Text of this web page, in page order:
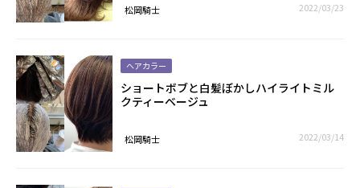
松岡騎士 2022/03/23
ヘアカラー
ショートボブと白髪ぼかしハイライトミル
クティーベージュ
松岡騎士 2022/03/14